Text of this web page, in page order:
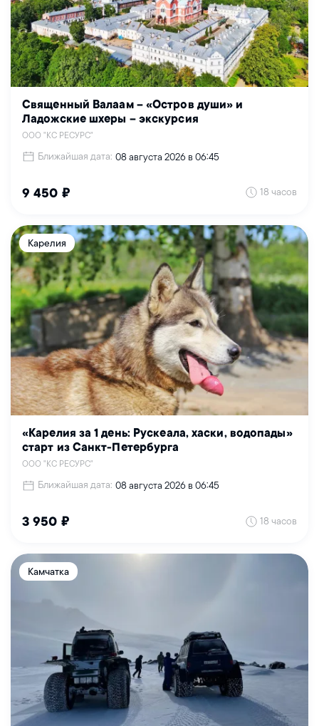
Священный Валаам – «Остров души» и
Ладожские шхеры – экскурсия
ООО "КС РЕСУРС"
Ближайшая дата: 08 августа 2026 в 06:45
9 450 ₽ 18 часов
Карелия
«Карелия за 1 день: Рускеала, хаски, водопады»
старт из Санкт-Петербурга
ООО "КС РЕСУРС"
Ближайшая дата: 08 августа 2026 в 06:45
3 950 ₽ 18 часов
Камчатка